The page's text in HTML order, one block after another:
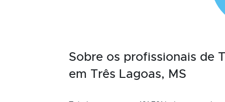
Sobre os profissionais de
em Três Lagoas, MS